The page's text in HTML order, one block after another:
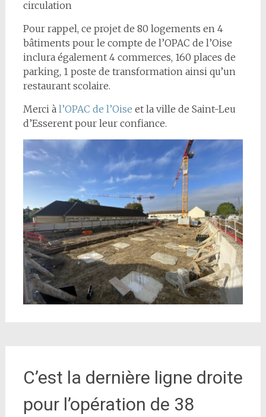
circulation
Pour rappel, ce projet de 80 logements en 4
bâtiments pour le compte de l’OPAC de l’Oise
inclura également 4 commerces, 160 places de
parking, 1 poste de transformation ainsi qu’un
restaurant scolaire.
Merci à l’OPAC de l’Oise et la ville de Saint-Leu
d’Esserent pour leur confiance.
C’est la dernière ligne droite
pour l’opération de 38